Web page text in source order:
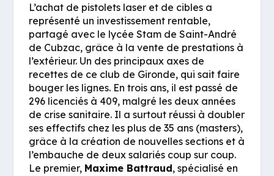
L’achat de pistolets laser et de cibles a
représenté un investissement rentable,
partagé avec le lycée Stam de Saint-André
de Cubzac, grâce à la vente de prestations à
l’extérieur. Un des principaux axes de
recettes de ce club de Gironde, qui sait faire
bouger les lignes. En trois ans, il est passé de
296 licenciés à 409, malgré les deux années
de crise sanitaire. Il a surtout réussi à doubler
ses effectifs chez les plus de 35 ans (masters),
grâce à la création de nouvelles sections et à
l’embauche de deux salariés coup sur coup.
Le premier, Maxime Battraud, spécialisé en